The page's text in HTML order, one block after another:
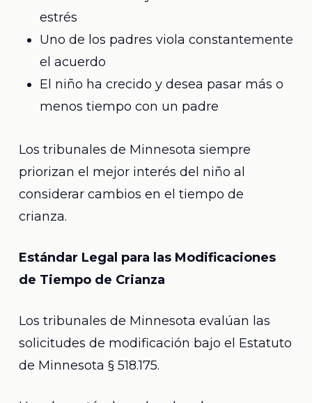
estrés
Uno de los padres viola constantemente
el acuerdo
El niño ha crecido y desea pasar más o
menos tiempo con un padre
Los tribunales de Minnesota siempre
priorizan el mejor interés del niño al
considerar cambios en el tiempo de
crianza.
Estándar Legal para las Modificaciones
de Tiempo de Crianza
Los tribunales de Minnesota evalúan las
solicitudes de modificación bajo el Estatuto
de Minnesota § 518.175.